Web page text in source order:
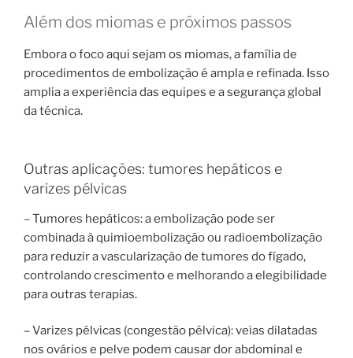
Além dos miomas e próximos passos
Embora o foco aqui sejam os miomas, a família de
procedimentos de embolização é ampla e refinada. Isso
amplia a experiência das equipes e a segurança global
da técnica.
Outras aplicações: tumores hepáticos e
varizes pélvicas
– Tumores hepáticos: a embolização pode ser
combinada à quimioembolização ou radioembolização
para reduzir a vascularização de tumores do fígado,
controlando crescimento e melhorando a elegibilidade
para outras terapias.
– Varizes pélvicas (congestão pélvica): veias dilatadas
nos ovários e pelve podem causar dor abdominal e